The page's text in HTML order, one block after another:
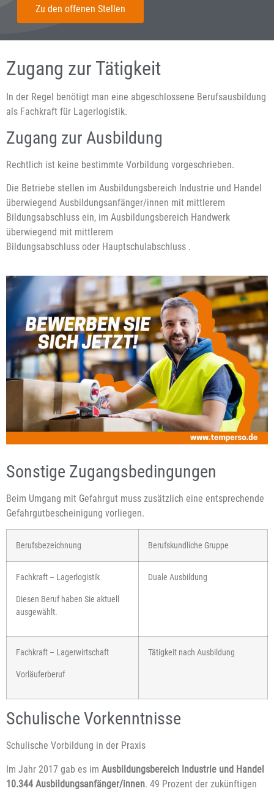
Zu den offenen Stellen
Zugang zur Tätigkeit
In der Regel benötigt man eine abgeschlossene Berufsausbildung
als Fachkraft für Lagerlogistik.
Zugang zur Ausbildung
Rechtlich ist keine bestimmte Vorbildung vorgeschrieben.
Die Betriebe stellen im Ausbildungsbereich Industrie und Handel
überwiegend Ausbildungsanfänger/innen mit mittlerem
Bildungsabschluss ein, im Ausbildungsbereich Handwerk
überwiegend mit mittlerem
Bildungsabschluss oder Hauptschulabschluss .
Sonstige Zugangsbedingungen
Beim Umgang mit Gefahrgut muss zusätzlich eine entsprechende
Gefahrgutbescheinigung vorliegen.
Berufsbezeichnung Berufskundliche Gruppe
Fachkraft – Lagerlogistik
Diesen Beruf haben Sie aktuell
ausgewählt.
Duale Ausbildung
Fachkraft – Lagerwirtschaft
Vorläuferberuf
Tätigkeit nach Ausbildung
Schulische Vorkenntnisse
Schulische Vorbildung in der Praxis
Im Jahr 2017 gab es im Ausbildungsbereich Industrie und Handel
10.344 Ausbildungsanfänger/innen. 49 Prozent der zukünftigen